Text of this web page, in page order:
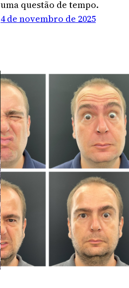
uma questão de tempo.
4 de novembro de 2025